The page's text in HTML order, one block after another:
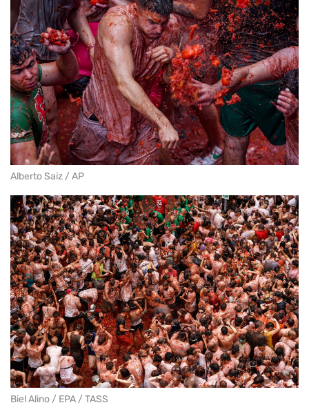
Alberto Saiz / AP
Biel Alino / EPA / TASS